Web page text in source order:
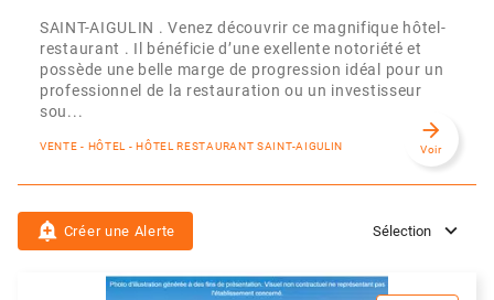
SAINT-AIGULIN . Venez découvrir ce magnifique hôtel-
restaurant . Il bénéficie d’une exellente notoriété et
possède une belle marge de progression idéal pour un
professionnel de la restauration ou un investisseur
sou...
VENTE - HÔTEL - HÔTEL RESTAURANT SAINT-AIGULIN
arrow_forward
Voir
add_alert Créer une Alerte Sélection